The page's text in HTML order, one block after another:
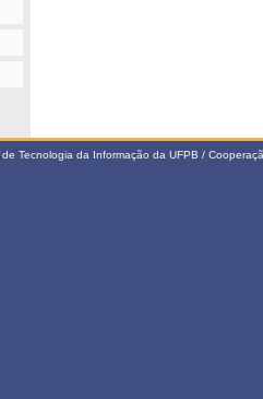
Tecnologia da Informação da UFPB /